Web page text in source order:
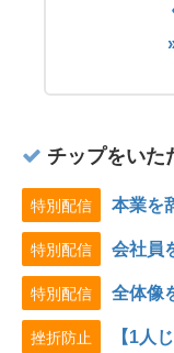
チップをいた
特別配信 本業を
特別配信 会社員
特別配信 全体像
挫折防止 【1人